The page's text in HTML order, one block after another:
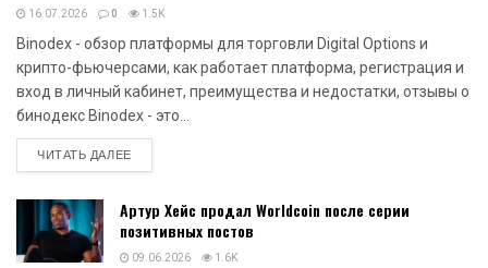
16.07.2026 0 1.5K
Binodex - обзор платформы для торговли Digital Options и
крипто-фьючерсами, как работает платформа, регистрация и
вход в личный кабинет, преимущества и недостатки, отзывы о
бинодекс Binodex - это...
ЧИТАТЬ ДАЛЕЕDETAILS
Артур Хейс продал Worldcoin после серии
позитивных постов
09.06.2026 1.6K